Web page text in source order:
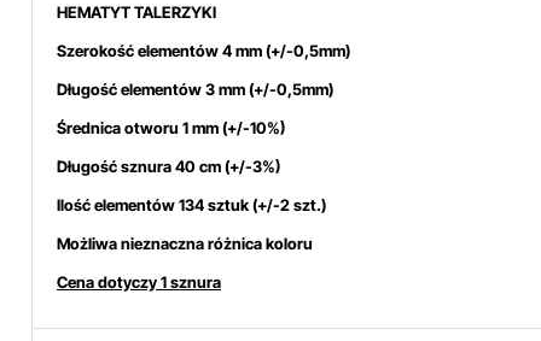
HEMATYT TALERZYKI
Szerokość elementów 4mm(+/-0,5mm)
Długość elementów 3 mm (+/-0,5mm)
Średnica otworu 1 mm (+/-10%)
Długość sznura 40 cm (+/-3%)
Ilość elementów 134 sztuk (+/-2 szt.)
Możliwa nieznaczna różnica koloru
Cena dotyczy 1 sznura